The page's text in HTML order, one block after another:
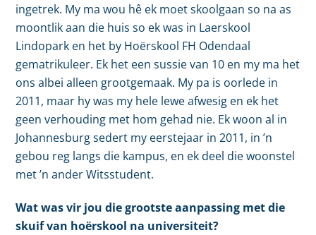
ingetrek. My ma wou hê ek moet skoolgaan so na as
moontlik aan die huis so ek was in Laerskool
Lindopark en het by Hoërskool FH Odendaal
gematrikuleer. Ek het een sussie van 10 en my ma het
ons albei alleen grootgemaak. My pa is oorlede in
2011, maar hy was my hele lewe afwesig en ek het
geen verhouding met hom gehad nie. Ek woon al in
Johannesburg sedert my eerstejaar in 2011, in ’n
gebou reg langs die kampus, en ek deel die woonstel
met ’n ander Witsstudent.
Wat was vir jou die grootste aanpassing met die
skuif van hoërskool na universiteit?